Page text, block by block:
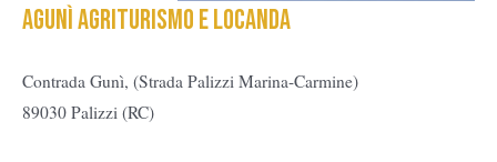
AGUNì AGRITURISMO E LOCANDA
Contrada Gunì, (Strada Palizzi Marina-Carmine)
89030 Palizzi (RC)